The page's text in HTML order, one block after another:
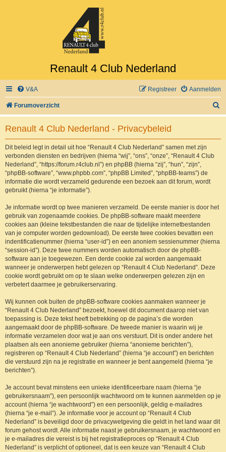
Renault 4 Club Nederland
V&A Aanmelden
Registreer
Forumoverzicht
o
Renault 4 Club Nederland - Privacybeleid
Dit beleid legt in detail uit hoe “Renault 4 Club Nederland” samen met zijn
verbonden diensten en bedrijven (hierna “wij”, “ons”, “onze”, “Renault 4 Club
Nederland”, “https://forum.r4club.nl”) en phpBB (hierna “zij”, “hun”, “zijn”,
“phpBB-software”, “www.phpbb.com”, “phpBB Limited”, “phpBB-teams”) de
informatie die wordt verzameld gedurende een bezoek aan dit forum, wordt
gebruikt (hierna “je informatie”).
Je informatie wordt op twee manieren verzameld. De eerste manier is door het
gebruik van zogenaamde cookies. De phpBB-software maakt meerdere
cookies aan (kleine tekstbestanden die naar de tijdelijke internetbestanden
van je computer worden gedownload). De eerste twee cookies bevatten een
indentificatienummer (hierna “user-id”) en een anoniem sessienummer (hierna
“session-id”). Deze twee nummers worden automatisch door de phpBB-
software aan je toegewezen. Een derde cookie zal worden aangemaakt
wanneer je onderwerpen hebt gelezen op “Renault 4 Club Nederland”. Deze
cookie wordt gebruikt om op te slaan welke onderwerpen gelezen zijn en
verbetert daarmee je gebruikerservaring.
Wij kunnen ook buiten de phpBB-software cookies aanmaken wanneer je
“Renault 4 Club Nederland” bezoekt, hoewel dit document daarop niet van
toepassing is. Deze tekst heeft betrekking op de pagina’s die worden
aangemaakt door de phpBB-software. De tweede manier is waarin wij je
informatie verzamelen door wat je aan ons verstuurt. Dit is onder andere het
plaatsen als een anonieme gebruiker (hierna “anonieme berichten”),
registreren op “Renault 4 Club Nederland” (hierna “je account”) en berichten
die verstuurd zijn na je registratie en wanneer je bent aangemeld (hierna “je
berichten”).
Je account bevat minstens een unieke identificeerbare naam (hierna “je
gebruikersnaam”), een persoonlijk wachtwoord om te kunnen aanmelden op je
account (hierna “je wachtwoord”) en een persoonlijk, geldig e-mailadres
(hierna “je e-mail”). Je informatie voor je account op “Renault 4 Club
Nederland” is beveiligd door de privacywetgeving die geldt in het land waar dit
forum gehost wordt. Alle informatie naast je gebruikersnaam, je wachtwoord en
je e-mailadres die vereist is bij het registratieproces op “Renault 4 Club
Nederland” is verplicht of optioneel, dat is een keuze van “Renault 4 Club